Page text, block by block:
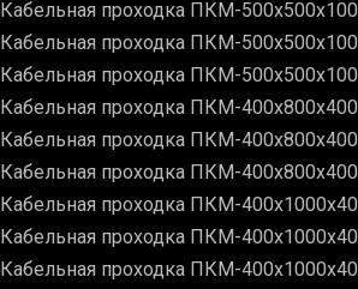
Кабельная проходка ПКМ-
Кабельная проходка ПКМ-
Кабельная проходка ПКМ-
Кабельная проходка ПКМ-
Кабельная проходка ПКМ-
Кабельная проходка ПКМ-
Кабельная проходка ПКМ-
Кабельная проходка ПКМ-
Кабельная проходка ПКМ-